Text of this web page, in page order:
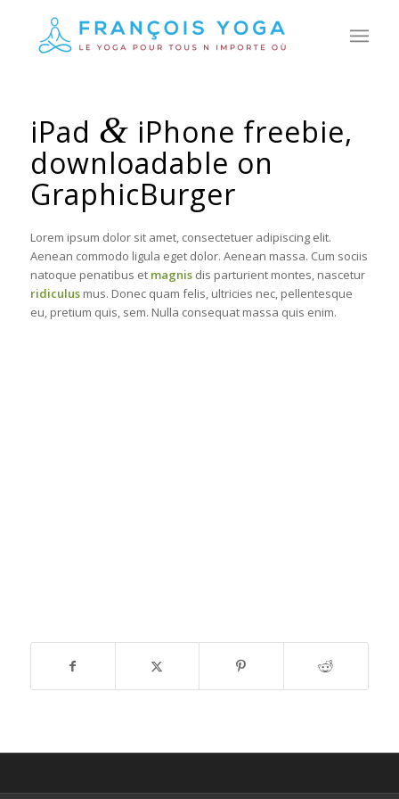
iPad & iPhone freebie,
downloadable on
GraphicBurger
Lorem ipsum dolor sit amet, consectetuer adipiscing elit.
Aenean commodo ligula eget dolor. Aenean massa. Cum sociis
natoque penatibus et magnisdis parturient montes, nascetur
ridiculusmus. Donec quam felis, ultricies nec, pellentesque
eu, pretium quis, sem. Nulla consequat massa quis enim.